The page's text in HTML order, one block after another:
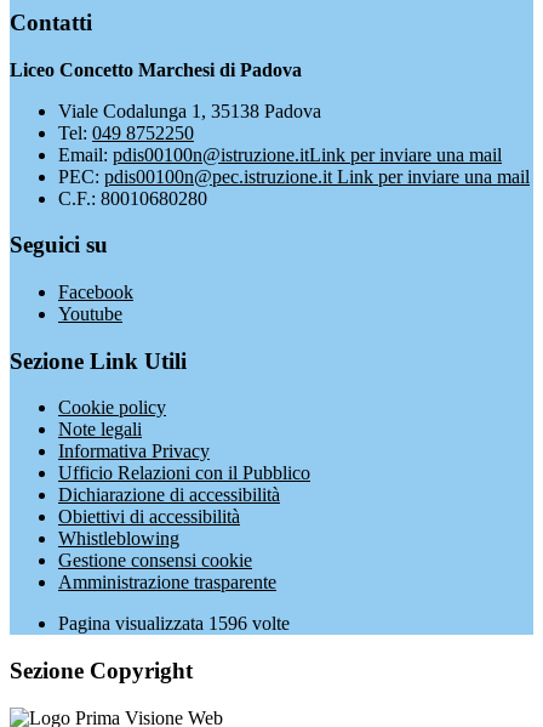
Contatti
Liceo Concetto Marchesi di Padova
Viale Codalunga 1, 35138 Padova
Tel: 049 8752250
Email: pdis00100n@istruzione.itLink per inviare una mail
PEC: pdis00100n@pec.istruzione.it Link per inviare una mail
C.F.: 80010680280
Seguici su
Facebook
Youtube
Sezione Link Utili
Cookie policy
Note legali
Informativa Privacy
Ufficio Relazioni con il Pubblico
Dichiarazione di accessibilità
Obiettivi di accessibilità
Whistleblowing
Gestione consensi cookie
Amministrazione trasparente
Pagina visualizzata 1596 volte
Sezione Copyright